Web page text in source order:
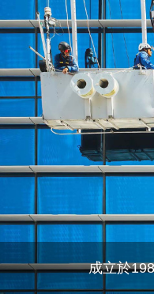
成立於